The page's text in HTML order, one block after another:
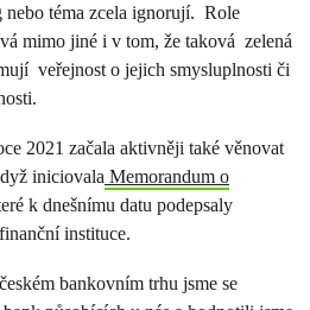
nebo téma zcela ignorují. Role
mimo jiné i v tom, že taková zelená
veřejnost o jejich smysluplnosti či
2021 začala aktivněji také věnovat
iniciovala Memorandum o
k dnešnímu datu podepsaly
instituce.
bankovním trhu jsme se